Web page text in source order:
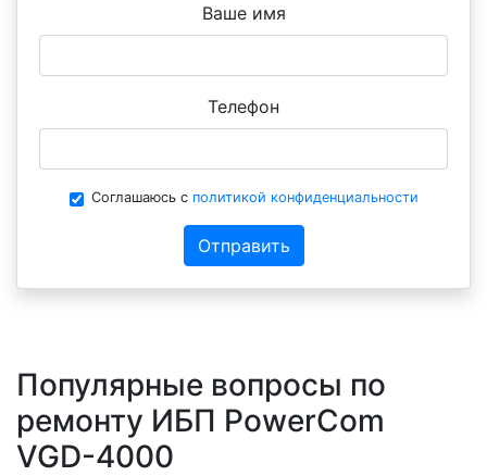
Ваше имя
Телефон
Соглашаюсь с политикой конфиденциальности
Отправить
Популярные вопросы по
ремонту ИБП PowerCom
VGD-4000